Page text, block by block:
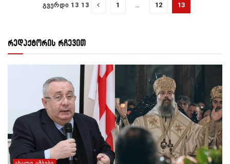
ᲒᲕᲔᲠᲓᲘ 13 13 1 12 13
რედაქტორის რჩევით
ᲐᲮᲐᲚᲘ ᲐᲛᲑᲔᲑᲘ